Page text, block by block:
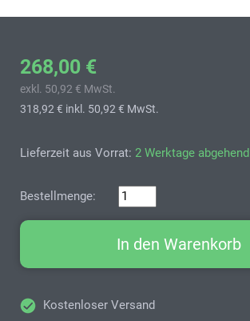
268,00 €
exkl. 50,92 € MwSt.
318,92 € inkl. 50,92 € MwSt.
Lieferzeit aus Vorrat: 2 Werktage abgehend
Bestellmenge:
In den Warenkorb
Kostenloser Versand